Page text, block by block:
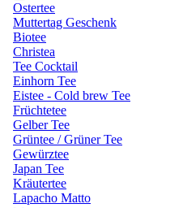
Ostertee
Muttertag Geschenk
Biotee
Christea
Tee Cocktail
Einhorn Tee
Eistee - Cold brew Tee
Früchtetee
Gelber Tee
Grüntee / Grüner Tee
Gewürztee
Japan Tee
Kräutertee
Lapacho Matto